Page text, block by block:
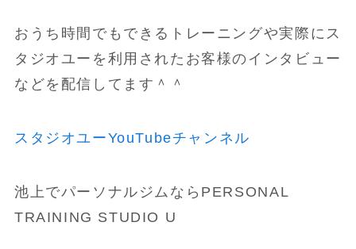
おうち時間でもできるトレーニングや実際にス
タジオユーを利用されたお客様のインタビュー
などを配信してます＾＾
スタジオユーYouTubeチャンネル
池上でパーソナルジムならPERSONAL
TRAINING STUDIO U